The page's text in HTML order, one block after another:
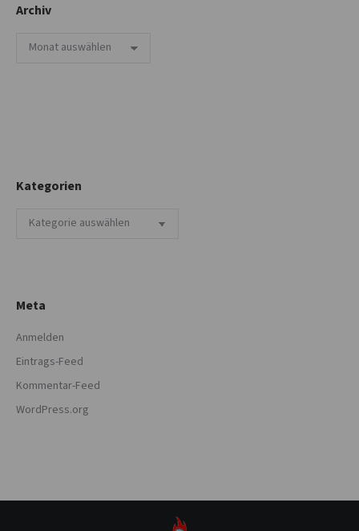
Archiv
Archiv
Kategorien
Kategorien
Meta
Anmelden
Eintrags-Feed
Kommentar-Feed
WordPress.org